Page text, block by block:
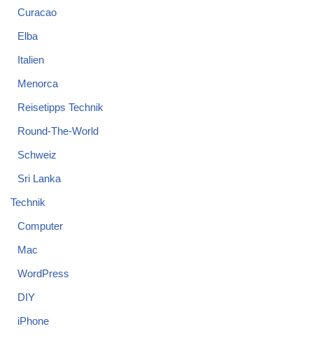
Curacao
Elba
Italien
Menorca
Reisetipps Technik
Round-The-World
Schweiz
Sri Lanka
Technik
Computer
Mac
WordPress
DIY
iPhone